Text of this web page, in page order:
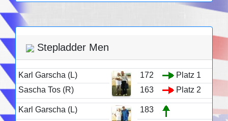
Stepladder Men
Karl Garscha (L) 172
Platz 1
Sascha Tos (R)
163 Platz 2
Karl Garscha (L)
183